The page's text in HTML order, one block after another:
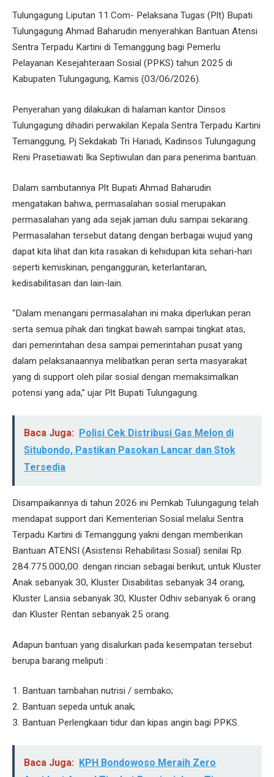
Tulungagung Liputan 11.Com- Pelaksana Tugas (Plt) Bupati
Tulungagung Ahmad Baharudin menyerahkan Bantuan Atensi
Sentra Terpadu Kartini di Temanggung bagi Pemerlu
Pelayanan Kesejahteraan Sosial (PPKS) tahun 2025 di
Kabupaten Tulungagung, Kamis (03/06/2026).
Penyerahan yang dilakukan di halaman kantor Dinsos
Tulungagung dihadiri perwakilan Kepala Sentra Terpadu Kartini
Temanggung, Pj Sekdakab Tri Hariadi, Kadinsos Tulungagung
Reni Prasetiawati Ika Septiwulan dan para penerima bantuan.
Dalam sambutannya Plt Bupati Ahmad Baharudin
mengatakan bahwa, permasalahan sosial merupakan
permasalahan yang ada sejak jaman dulu sampai sekarang.
Permasalahan tersebut datang dengan berbagai wujud yang
dapat kita lihat dan kita rasakan di kehidupan kita sehari-hari
seperti kemiskinan, pengangguran, keterlantaran,
kedisabilitasan dan lain-lain.
“Dalam menangani permasalahan ini maka diperlukan peran
serta semua pihak dari tingkat bawah sampai tingkat atas,
dari pemerintahan desa sampai pemerintahan pusat yang
dalam pelaksanaannya melibatkan peran serta masyarakat
yang di support oleh pilar sosial dengan memaksimalkan
potensi yang ada,” ujar Plt Bupati Tulungagung.
Baca Juga:
Polisi Cek Distribusi Gas Melon di
Situbondo, Pastikan Pasokan Lancar dan Stok
Tersedia
Disampaikannya di tahun 2026 ini Pemkab Tulungagung telah
mendapat support dari Kementerian Sosial melalui Sentra
Terpadu Kartini di Temanggung yakni dengan memberikan
Bantuan ATENSI (Asistensi Rehabilitasi Sosial) senilai Rp.
284.775.000,00. dengan rincian sebagai berikut, untuk Kluster
Anak sebanyak 30, Kluster Disabilitas sebanyak 34 orang,
Kluster Lansia sebanyak 30, Kluster Odhiv sebanyak 6 orang
dan Kluster Rentan sebanyak 25 orang.
Adapun bantuan yang disalurkan pada kesempatan tersebut
berupa barang meliputi :
1. Bantuan tambahan nutrisi / sembako;
2. Bantuan sepeda untuk anak;
3. Bantuan Perlengkaan tidur dan kipas angin bagi PPKS.
Baca Juga:
KPH Bondowoso Meraih Zero